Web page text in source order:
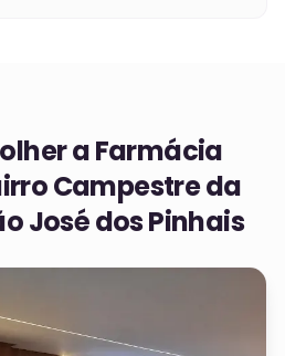
a Farmácia
Campestre da
José dos Pinhais